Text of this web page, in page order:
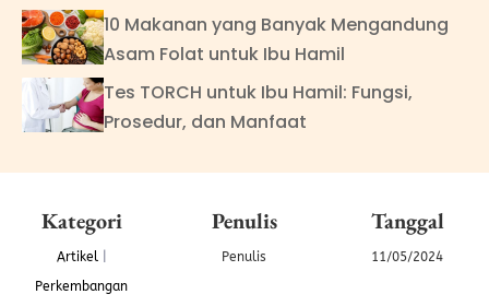
10 Makanan yang Banyak Mengandung
Asam Folat untuk Ibu Hamil
Tes TORCH untuk Ibu Hamil: Fungsi,
Prosedur, dan Manfaat
Kategori
Artikel|
Perkembangan
Penulis
Penulis
Tanggal
11/05/2024